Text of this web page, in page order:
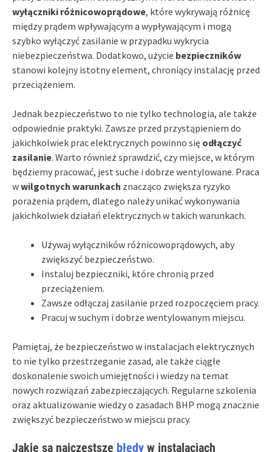
wyłączniki różnicowoprądowe, które wykrywają różnicę
między prądem wpływającym a wypływającym i mogą
szybko wyłączyć zasilanie w przypadku wykrycia
niebezpieczeństwa. Dodatkowo, użycie bezpieczników
stanowi kolejny istotny element, chroniący instalację przed
przeciążeniem.
Jednak bezpieczeństwo to nie tylko technologia, ale także
odpowiednie praktyki. Zawsze przed przystąpieniem do
jakichkolwiek prac elektrycznych powinno się odłączyć
zasilanie. Warto również sprawdzić, czy miejsce, w którym
będziemy pracować, jest suche i dobrze wentylowane. Praca
wwilgotnych warunkach znacząco zwiększa ryzyko
porażenia prądem, dlatego należy unikać wykonywania
jakichkolwiek działań elektrycznych w takich warunkach.
Używaj wyłączników różnicowoprądowych, aby
zwiększyć bezpieczeństwo.
Instaluj bezpieczniki, które chronią przed
przeciążeniem.
Zawsze odłączaj zasilanie przed rozpoczęciem pracy.
Pracuj w suchym i dobrze wentylowanym miejscu.
Pamiętaj, że bezpieczeństwo w instalacjach elektrycznych
to nie tylko przestrzeganie zasad, ale także ciągłe
doskonalenie swoich umiejętności i wiedzy na temat
nowych rozwiązań zabezpieczających. Regularne szkolenia
oraz aktualizowanie wiedzy o zasadach BHP mogą znacznie
zwiększyć bezpieczeństwo w miejscu pracy.
Jakie są najczęstsze błędy w instalacjach